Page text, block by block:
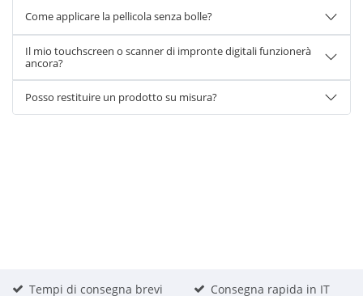
Come applicare la pellicola senza bolle?
Il mio touchscreen o scanner di impronte digitali funzionerà
ancora?
Posso restituire un prodotto su misura?
Tempi di consegna brevi
Consegna rapida in IT